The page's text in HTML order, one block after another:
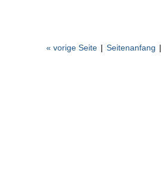
« vorige Seite | Seitenanfang |